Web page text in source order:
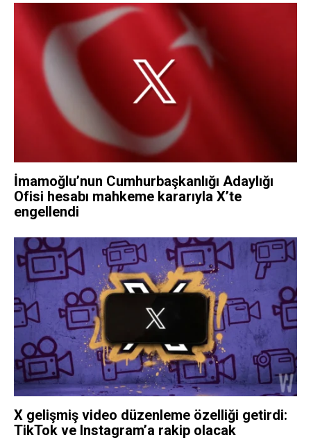
İmamoğlu’nun Cumhurbaşkanlığı Adaylığı
Ofisi hesabı mahkeme kararıyla X’te
engellendi
X gelişmiş video düzenleme özelliği getirdi:
TikTok ve Instagram’a rakip olacak